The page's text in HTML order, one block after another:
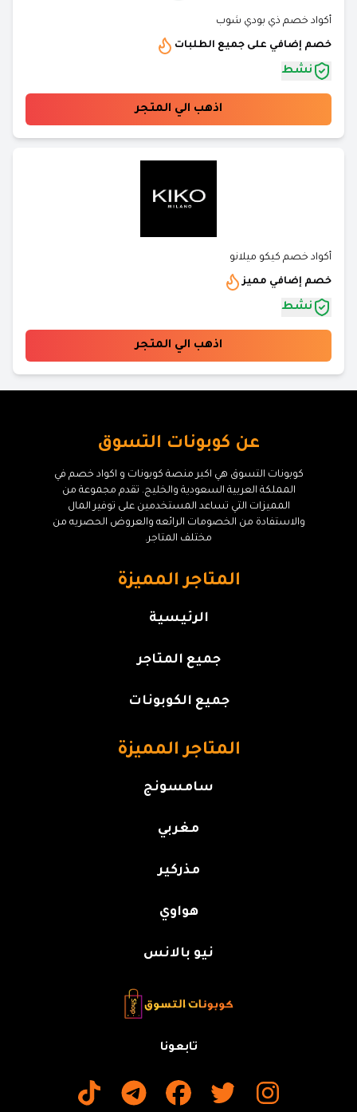
أكواد خصم ذي بودي شوب
خصم إضافي على جميع الطلبات
نشط
اذهب الي المتجر
أكواد خصم كيكو ميلانو
خصم إضافي مميز
نشط
اذهب الي المتجر
عن كوبونات التسوق
كوبونات التسوق هي اكبر منصة كوبونات و اكواد خصم في
المملكة العربية السعودية والخليج. تقدم مجموعة من
المميزات التي تساعد المستخدمين على توفير المال
والاستفادة من الخصومات الرائعه والعروض الحصريه من
مختلف المتاجر.
المتاجر المميزة
الرئيسية
جميع المتاجر
جميع الكوبونات
المتاجر المميزة
سامسونج
مغربي
مذركير
هواوي
نيو بالانس
تابعونا